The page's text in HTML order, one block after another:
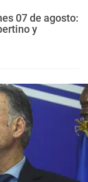
07 de agosto:
y